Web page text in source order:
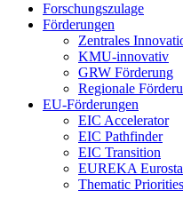
Forschungszulage
Förderungen
Zentrales
KMU-innovativ
GRW Förderung
Regionale
EU-Förderungen
EIC Accelerator
EIC Pathfinder
EIC Transition
EUREKA
Thematic Priorities